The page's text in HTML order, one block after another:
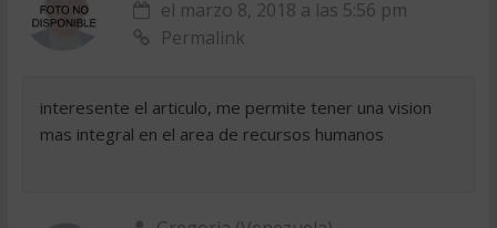
el marzo 8, 2018 a las 5:56 pm
Permalink
interesente el articulo, me permite tener una vision
mas integral en el area de recursos humanos